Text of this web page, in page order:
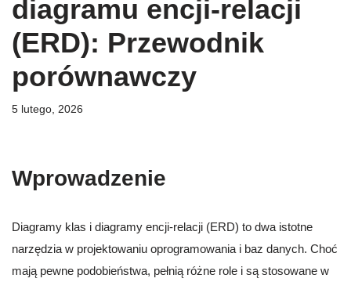
diagramu encji-relacji
(ERD): Przewodnik
porównawczy
5 lutego, 2026
Wprowadzenie
Diagramy klas i diagramy encji-relacji (ERD) to dwa istotne
narzędzia w projektowaniu oprogramowania i baz danych. Choć
mają pewne podobieństwa, pełnią różne role i są stosowane w